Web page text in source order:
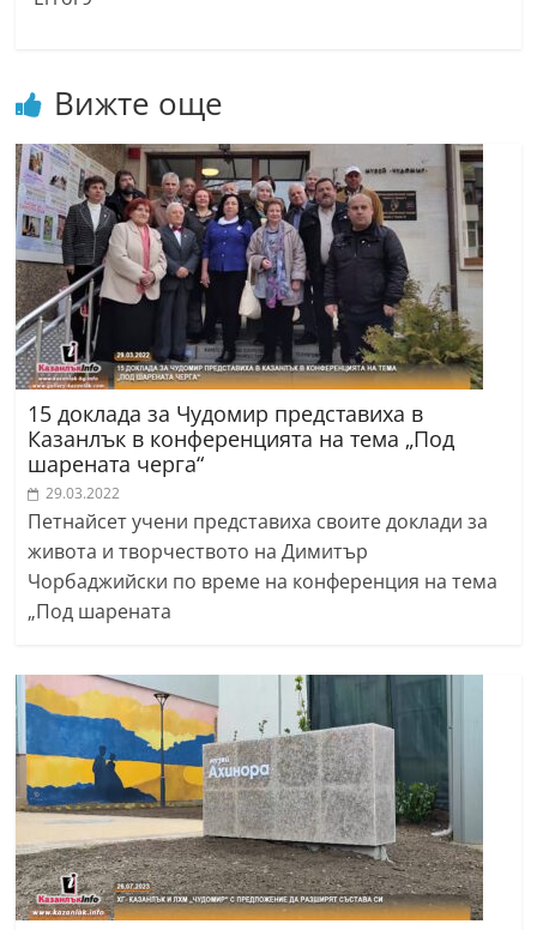
Вижте още
15 доклада за Чудомир представиха в
Казанлък в конференцията на тема „Под
шарената черга“
29.03.2022
Петнайсет учени представиха своите доклади за
живота и творчеството на Димитър
Чорбаджийски по време на конференция на тема
„Под шарената